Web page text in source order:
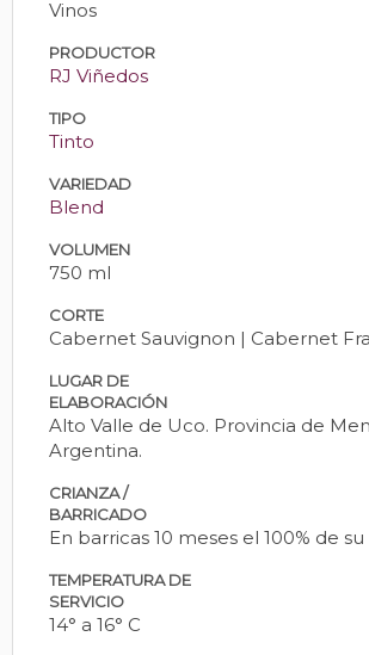
Vinos
PRODUCTOR
RJ Viñedos
TIPO
Tinto
VARIEDAD
Blend
VOLUMEN
750 ml
CORTE
Cabernet Sauvignon | Cabernet
LUGAR DE
ELABORACIÓN
Alto Valle de Uco. Provincia de
Argentina.
CRIANZA /
BARRICADO
En barricas 10 meses el 100% de
TEMPERATURA DE
SERVICIO
14° a 16° C